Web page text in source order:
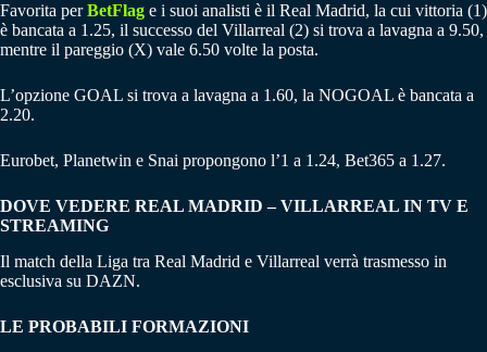
Favorita perBetFlag e i suoi analisti è il Real Madrid, la cui vittoria (1)
è bancata a 1.25, il successo del Villarreal (2) si trova a lavagna a 9.50,
mentre il pareggio (X) vale 6.50 volte la posta.
L’opzione GOAL si trova a lavagna a 1.60, la NOGOAL è bancata a
2.20.
Eurobet, Planetwin e Snai propongono l’1 a 1.24, Bet365 a 1.27.
DOVE VEDERE REAL MADRID – VILLARREAL IN TV E
STREAMING
Il match della Liga tra Real Madrid e Villarreal verrà trasmesso in
esclusiva su DAZN.
LE PROBABILI FORMAZIONI